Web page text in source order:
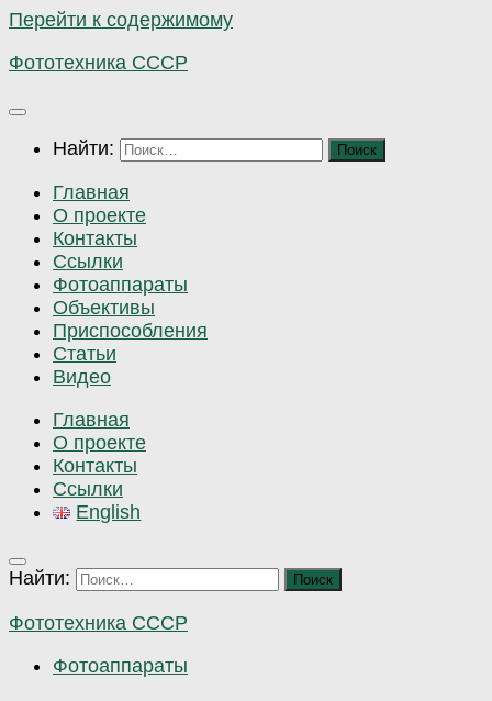
Перейти к содержимому
Фототехника СССР
Найти:
Главная
О проекте
Контакты
Ссылки
Фотоаппараты
Объективы
Приспособления
Статьи
Видео
Главная
О проекте
Контакты
Ссылки
English
Найти:
Фототехника СССР
Фотоаппараты